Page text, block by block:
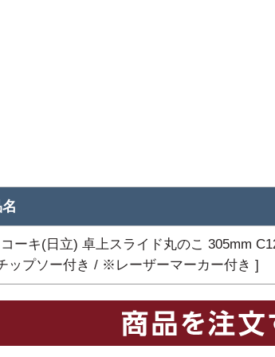
ーキ(日立) 卓上スライド丸のこ 305mm
ップソー付き / ※レーザーマーカー付き ]